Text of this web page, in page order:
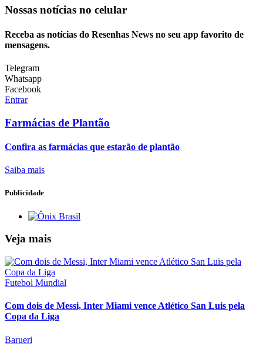
Nossas notícias no celular
Receba as notícias do Resenhas News no seu app favorito de
mensagens.
Telegram
Whatsapp
Facebook
Entrar
Farmácias de Plantão
Confira as farmácias que estarão de plantão
Saiba mais
Publicidade
Veja mais
Futebol Mundial
Com dois de Messi, Inter Miami vence Atlético San Luis pela
Copa da Liga
Barueri